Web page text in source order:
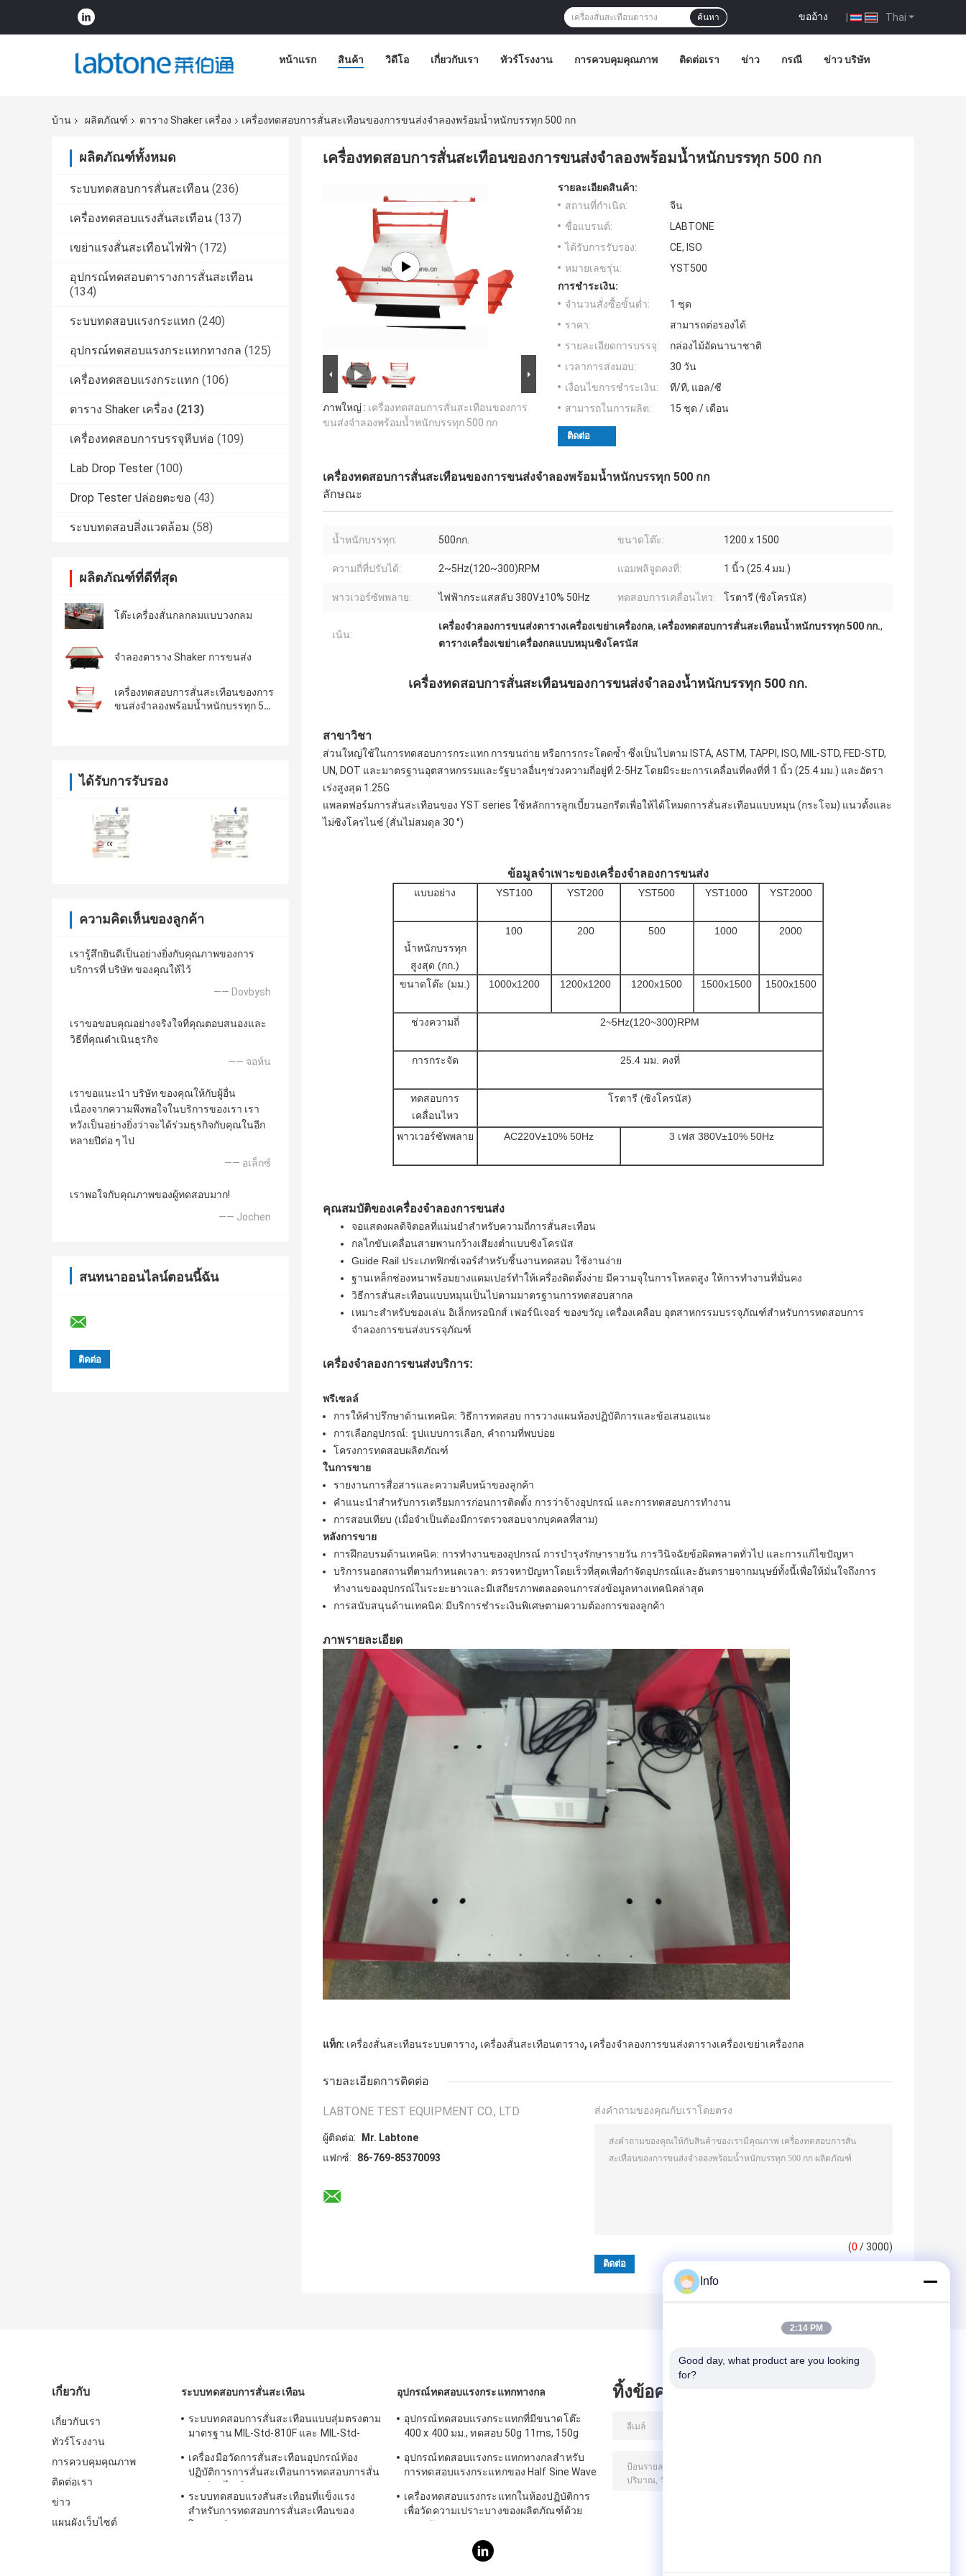
Thai
ขออ้าง |
ค้นหา
หน้าแรก สินค้า วิดีโอ เกี่ยวกับเรา ทัวร์โรงงาน การควบคุมคุณภาพ ติดต่อเรา ข่าว กรณี ข่าว บริษัท
บ้าน ผลิตภัณฑ์ ตาราง Shaker เครื่อง เครื่องทดสอบการสั่นสะเทือนของการขนส่งจำลองพร้อมน้ำหนักบรรทุก 500 กก
ผลิตภัณฑ์ทั้งหมด
ระบบทดสอบการสั่นสะเทือน (236)
เครื่องทดสอบแรงสั่นสะเทือน (137)
เขย่าแรงสั่นสะเทือนไฟฟ้า (172)
อุปกรณ์ทดสอบตารางการสั่นสะเทือน
(134)
ระบบทดสอบแรงกระแทก (240)
อุปกรณ์ทดสอบแรงกระแทกทางกล (125)
เครื่องทดสอบแรงกระแทก (106)
ตาราง Shaker เครื่อง (213)
เครื่องทดสอบการบรรจุหีบห่อ (109)
Lab Drop Tester (100)
Drop Tester ปล่อยตะขอ (43)
ระบบทดสอบสิ่งแวดล้อม (58)
ผลิตภัณฑ์ที่ดีที่สุด
โต๊ะเครื่องสั่นกลกลมแบบวงกลม
จำลองตาราง Shaker การขนส่ง
เครื่องทดสอบการสั่นสะเทือนของการ
ขนส่งจำลองพร้อมน้ำหนักบรรทุก 500
ได้รับการรับรอง
ความคิดเห็นของลูกค้า
เรารู้สึกยินดีเป็นอย่างยิ่งกับคุณภาพของการ
บริการที่ บริษัท ของคุณให้ไว้
—— Dovbysh
เราขอขอบคุณอย่างจริงใจที่คุณตอบสนองและ
วิธีที่คุณดำเนินธุรกิจ
—— จอห์น
เราขอแนะนำ บริษัท ของคุณให้กับผู้อื่น
เนื่องจากความพึงพอใจในบริการของเรา เรา
หวังเป็นอย่างยิ่งว่าจะได้ร่วมธุรกิจกับคุณในอีก
หลายปีต่อ ๆ ไป
—— อเล็กซ์
เราพอใจกับคุณภาพของผู้ทดสอบมาก!
—— Jochen
สนทนาออนไลน์ตอนนี้ฉัน
เครื่องทดสอบการสั่นสะเทือนของการขนส่งจำลองพร้อมน้ำหนักบรรทุก 500 กก
ภาพใหญ่ : เครื่องทดสอบการสั่นสะเทือนของการ
ขนส่งจำลองพร้อมน้ำหนักบรรทุก 500 กก
รายละเอียดสินค้า:
สถานที่กำเนิด:
จีน
ชื่อแบรนด์:
LABTONE
ได้รับการรับรอง:
CE, ISO
หมายเลขรุ่น:
YST500
การชำระเงิน:
จำนวนสั่งซื้อขั้นต่ำ:
1 ชุด
ราคา:
สามารถต่อรองได้
รายละเอียดการบรรจุ:
กล่องไม้อัดนานาชาติ
เวลาการส่งมอบ:
30 วัน
เงื่อนไขการชำระเงิน:
ที/ที, แอล/ซี
สามารถในการผลิต:
15 ชุด / เดือน
ติดต่อ
เครื่องทดสอบการสั่นสะเทือนของการขนส่งจำลองพร้อมน้ำหนักบรรทุก 500 กก
ลักษณะ
น้ำหนักบรรทุก: 500กก. ขนาดโต๊ะ: 1200 x 1500
ความถี่ที่ปรับได้: 2~5Hz(120~300)RPM แอมพลิจูดคงที่: 1 นิ้ว (25.4 มม.)
พาวเวอร์ซัพพลาย: ไฟฟ้ากระแสสลับ 380V±10% 50Hz ทดสอบการเคลื่อนไหว: โรตารี (ซิงโครนัส)
เน้น:
เครื่องจำลองการขนส่งตารางเครื่องเขย่าเครื่องกล, เครื่องทดสอบการสั่นสะเทือนน้ำหนักบรรทุก 500 กก.,
ตารางเครื่องเขย่าเครื่องกลแบบหมุนซิงโครนัส
เครื่องทดสอบการสั่นสะเทือนของการขนส่งจำลองน้ำหนักบรรทุก 500 กก.
สาขาวิชา
ส่วนใหญ่ใช้ในการทดสอบการกระแทก การขนถ่าย หรือการกระโดดซ้ำ ซึ่งเป็นไปตาม ISTA, ASTM, TAPPI, ISO, MIL-STD, FED-STD,
UN, DOT และมาตรฐานอุตสาหกรรมและรัฐบาลอื่นๆช่วงความถี่อยู่ที่ 2-5Hz โดยมีระยะการเคลื่อนที่คงที่ที่ 1 นิ้ว (25.4 มม.) และอัตรา
เร่งสูงสุด 1.25G
แพลตฟอร์มการสั่นสะเทือนของ YST series ใช้หลักการลูกเบี้ยวนอกรีตเพื่อให้ได้โหมดการสั่นสะเทือนแบบหมุน (กระโจม) แนวตั้งและ
ไม่ซิงโครไนซ์ (สั่นไม่สมดุล 30 °)
ข้อมูลจำเพาะของเครื่องจำลองการขนส่ง
แบบอย่าง YST100 YST200 YST500 YST1000 YST2000
น้ำหนักบรรทุก
สูงสุด (กก.)
100 200 500 1000 2000
ขนาดโต๊ะ (มม.) 1000x1200 1200x1200 1200x1500 1500x1500 1500x1500
ช่วงความถี่ 2~5Hz(120~300)RPM
การกระจัด 25.4 มม. คงที่
ทดสอบการ
เคลื่อนไหว
โรตารี (ซิงโครนัส)
พาวเวอร์ซัพพลาย AC220V±10% 50Hz 3 เฟส 380V±10% 50Hz
คุณสมบัติของเครื่องจำลองการขนส่ง
จอแสดงผลดิจิตอลที่แม่นยำสำหรับความถี่การสั่นสะเทือน​
กลไกขับเคลื่อนสายพานกว้างเสียงต่ำแบบซิงโครนัส
Guide Rail ประเภทฟิกซ์เจอร์สำหรับชิ้นงานทดสอบ ใช้งานง่าย
ฐานเหล็กช่องหนาพร้อมยางแดมเปอร์ทำให้เครื่องติดตั้งง่าย มีความจุในการโหลดสูง ให้การทำงานที่มั่นคง
วิธีการสั่นสะเทือนแบบหมุนเป็นไปตามมาตรฐานการทดสอบสากล
เหมาะสำหรับของเล่น อิเล็กทรอนิกส์ เฟอร์นิเจอร์ ของขวัญ เครื่องเคลือบ อุตสาหกรรมบรรจุภัณฑ์สำหรับการทดสอบการ
จำลองการขนส่งบรรจุภัณฑ์
เครื่องจำลองการขนส่งบริการ:
พรีเซลล์
การให้คำปรึกษาด้านเทคนิค: วิธีการทดสอบ การวางแผนห้องปฏิบัติการและข้อเสนอแนะ
การเลือกอุปกรณ์: รูปแบบการเลือก, คำถามที่พบบ่อย
โครงการทดสอบผลิตภัณฑ์
ในการขาย
รายงานการสื่อสารและความคืบหน้าของลูกค้า
คำแนะนำสำหรับการเตรียมการก่อนการติดตั้ง การว่าจ้างอุปกรณ์ และการทดสอบการทำงาน
การสอบเทียบ (เมื่อจำเป็นต้องมีการตรวจสอบจากบุคคลที่สาม)
หลังการขาย
การฝึกอบรมด้านเทคนิค: การทำงานของอุปกรณ์ การบำรุงรักษารายวัน การวินิจฉัยข้อผิดพลาดทั่วไป และการแก้ไขปัญหา
บริการนอกสถานที่ตามกำหนดเวลา: ตรวจหาปัญหาโดยเร็วที่สุดเพื่อกำจัดอุปกรณ์และอันตรายจากมนุษย์ทั้งนี้เพื่อให้มั่นใจถึงการ
ทำงานของอุปกรณ์ในระยะยาวและมีเสถียรภาพตลอดจนการส่งข้อมูลทางเทคนิคล่าสุด
การสนับสนุนด้านเทคนิค: มีบริการชำระเงินพิเศษตามความต้องการของลูกค้า
ภาพรายละเอียด
แท็ก: เครื่องสั่นสะเทือนระบบตาราง, เครื่องสั่นสะเทือนตาราง, เครื่องจำลองการขนส่งตารางเครื่องเขย่าเครื่องกล
รายละเอียดการติดต่อ
LABTONE TEST EQUIPMENT CO., LTD
ผู้ติดต่อ:
Mr. Labtone
แฟกซ์:
86-769-85370093
ส่งคำถามของคุณกับเราโดยตรง
(0 / 3000)
เกี่ยวกับ
เกี่ยวกับเรา
ทัวร์โรงงาน
การควบคุมคุณภาพ
ติดต่อเรา
ข่าว
แผนผังเว็บไซต์
ระบบทดสอบการสั่นสะเทือน
ระบบทดสอบการสั่นสะเทือนแบบสุ่มตรงตาม
มาตรฐาน MIL-Std-810F และ MIL-Std-
เครื่องมือวัดการสั่นสะเทือนอุปกรณ์ห้อง
ปฏิบัติการการสั่นสะเทือนการทดสอบการสั่น
ระบบทดสอบแรงสั่นสะเทือนที่แข็งแรง
สำหรับการทดสอบการสั่นสะเทือนของ
อุปกรณ์ทดสอบแรงกระแทกทางกล
อุปกรณ์ทดสอบแรงกระแทกที่มีขนาดโต๊ะ
400 x 400 มม., ทดสอบ 50g 11ms, 150g
อุปกรณ์ทดสอบแรงกระแทกทางกลสำหรับ
การทดสอบแรงกระแทกของ Half Sine Wave
เครื่องทดสอบแรงกระแทกในห้องปฏิบัติการ
เพื่อวัดความเปราะบางของผลิตภัณฑ์ด้วย
ทิ้งข้อความไว้
Info
2:14 PM
Good day, what product are you looking
for?